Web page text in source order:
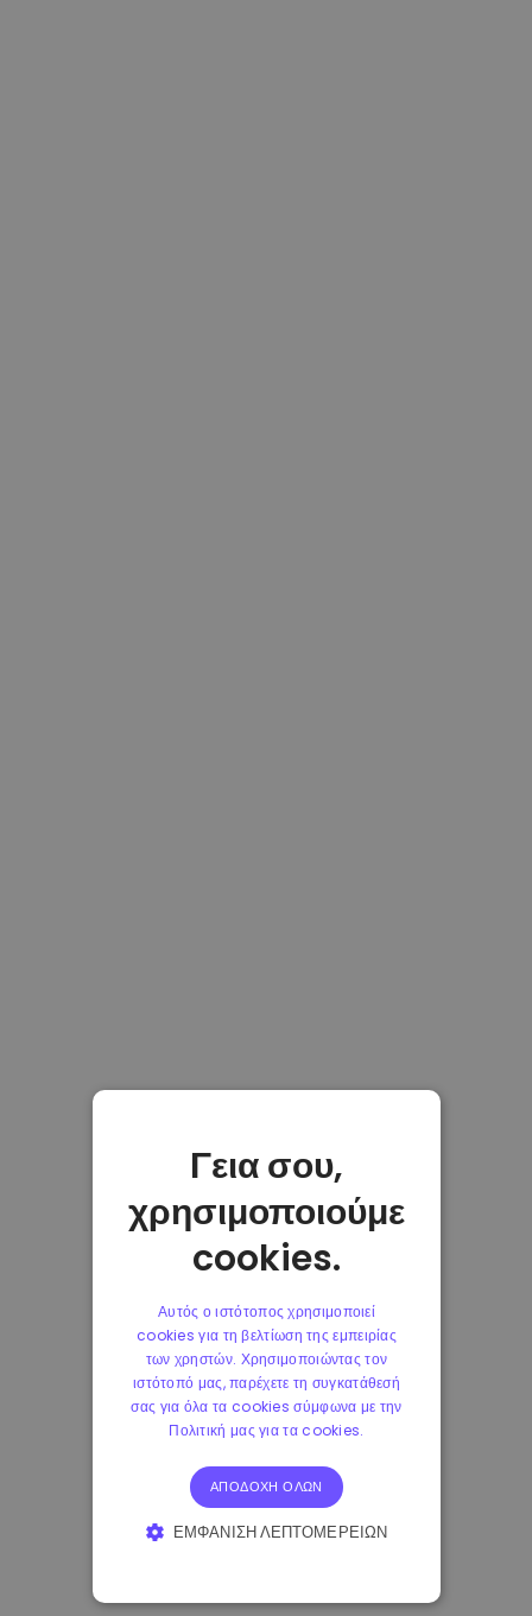
Γεια σου,
χρησιμοποιούμε
cookies.
Αυτός ο ιστότοπος χρησιμοποιεί
cookies για τη βελτίωση της εμπειρίας
των χρηστών. Χρησιμοποιώντας τον
ιστότοπό μας, παρέχετε τη συγκατάθεσή
σας για όλα τα cookies σύμφωνα με την
Πολιτική μας για τα cookies.
ΑΠΟΔΟΧΉ ΌΛΩΝ
ΕΜΦΆΝΙΣΗ ΛΕΠΤΟΜΕΡΕΙΏΝ